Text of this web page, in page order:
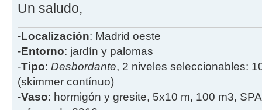
Un saludo,
-Localización: Madrid oeste
-Entorno: jardín y palomas
-Tipo: Desbordante, 2 niveles seleccionables:
(skimmer contínuo)
-Vaso: hormigón y gresite, 5x10 m, 100 m3,